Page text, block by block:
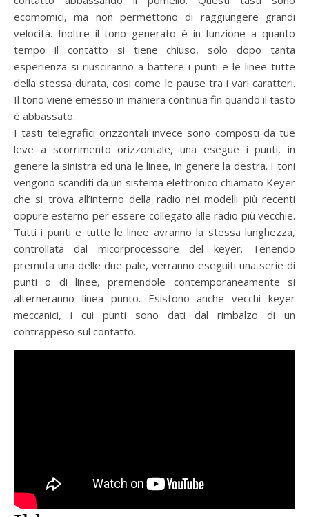
ecomomici, ma non permettono di raggiungere grandi
velocità. Inoltre il tono generato è in funzione a quanto
tempo il contatto si tiene chiuso, solo dopo tanta
esperienza si riusciranno a battere i punti e le linee tutte
della stessa durata, cosi come le pause tra i vari caratteri.
Il tono viene emesso in maniera continua fin quando il tasto
è abbassato.
I tasti telegrafici orizzontali invece sono composti da tue
leve a scorrimento orizzontale, una esegue i punti, in
genere la sinistra ed una le linee, in genere la destra. I toni
vengono scanditi da un sistema elettronico chiamato Keyer
che si trova all’interno della radio nei modelli più recenti
oppure esterno per essere collegato alle radio più vecchie.
Tutti i punti e tutte le linee avranno la stessa lunghezza,
controllata dal micorprocessore del keyer. Tenendo
premuta una delle due pale, verranno eseguiti una serie di
punti o di linee, premendole contemporaneamente si
alterneranno linea punto. Esistono anche vecchi keyer
meccanici, i cui punti sono dati dal rimbalzo di un
contrappeso sul contatto.